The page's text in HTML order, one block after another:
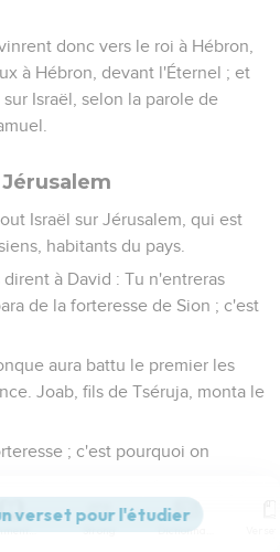
donc vers le roi à Hébron,
à Hébron, devant l'Éternel ; et
Israël, selon la parole de
Israël sur Jérusalem, qui est
habitants du pays.
à David : Tu n'entreras
de la forteresse de Sion ; c'est
aura battu le premier les
Joab, fils de Tséruja, monta le
; c'est pourquoi on
depuis Millo et aux environs ; et
Commentaires Strong